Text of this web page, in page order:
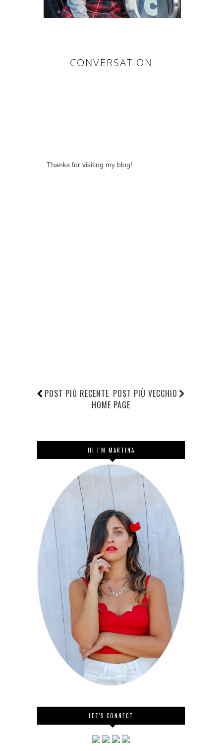
CONVERSATION
Thanks for visiting my blog!
POST PIÙ RECENTE POST PIÙ VECCHIO
HOME PAGE
HI I'M MARTINA
LET'S CONNECT